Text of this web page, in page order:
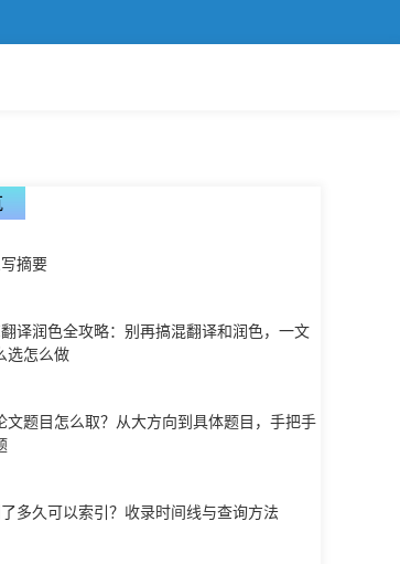
摘要
译润色全攻略：别再搞混翻译和润色，一文
选怎么做
文题目怎么取？从大方向到具体题目，手把手
多久可以索引？收录时间线与查询方法